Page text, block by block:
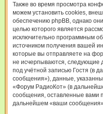
Также во время просмотра
можем установить cookies,
обеспечению phpBB, однако
целью которого является
исключительно программным
источником получения вашей
которые вы отправляете на
не исчерпываются,
под учётной записью Гостя (в
сообщения»), данные,
«Форум РадиоКот» (в
сообщения, оставленные вами
дальнейшем «ваши